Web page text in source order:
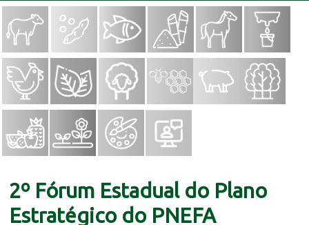
2º Fórum Estadual do Plano
Estratégico do PNEFA